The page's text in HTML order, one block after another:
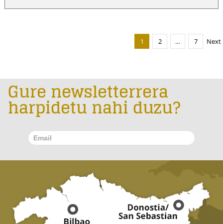
1 2 … 7 Next
Gure newsletterrera
harpidetu nahi duzu?